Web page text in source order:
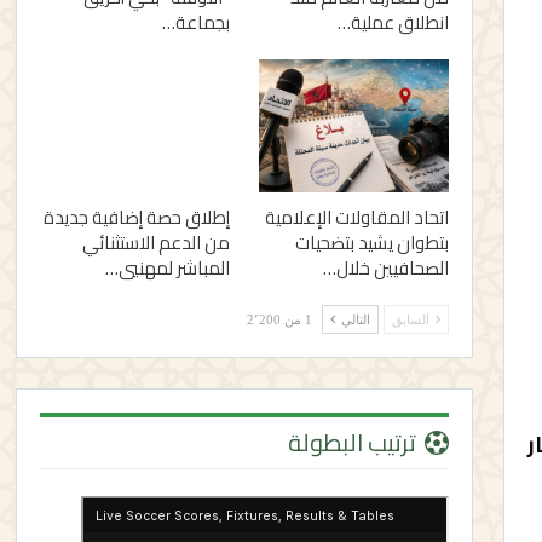
انطلاق عملية… بجماعة…
اتحاد المقاولات الإعلامية
بتطوان يشيد بتضحيات
الصحافيين خلال…
إطلاق حصة إضافية جديدة
من الدعم الاستثنائي
المباشر لمهنيي…
السابق التالي 1 من 2٬200
ترتيب البطولة